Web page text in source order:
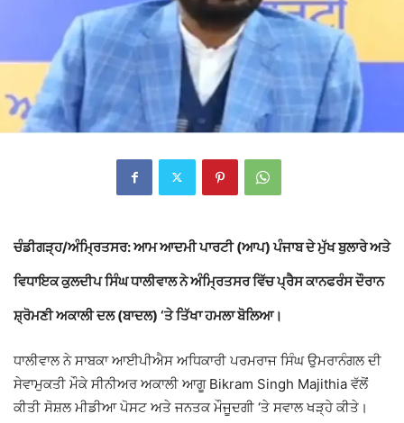
ਚੰਡੀਗੜ੍ਹ/ਅੰਮ੍ਰਿਤਸਰ:ਆਮ ਆਦਮੀ ਪਾਰਟੀ (ਆਪ) ਪੰਜਾਬ ਦੇ ਮੁੱਖ ਬੁਲਾਰੇ ਅਤੇ
ਵਿਧਾਇਕ ਕੁਲਦੀਪ ਸਿੰਘ ਧਾਲੀਵਾਲ ਨੇ ਅੰਮ੍ਰਿਤਸਰ ਵਿੱਚ ਪ੍ਰੈਸ ਕਾਨਫਰੰਸ ਦੌਰਾਨ
ਸ਼੍ਰੋਮਣੀ ਅਕਾਲੀ ਦਲ(ਬਾਦਲ) ‘ਤੇ ਤਿੱਖਾ ਹਮਲਾ ਬੋਲਿਆ।
ਧਾਲੀਵਾਲ ਨੇ ਸਾਬਕਾ ਆਈਪੀਐਸ ਅਧਿਕਾਰੀ ਪਰਮਰਾਜ ਸਿੰਘ ਉਮਰਾਨੰਗਲ ਦੀ
ਸੇਵਾਮੁਕਤੀ ਮੌਕੇ ਸੀਨੀਅਰ ਅਕਾਲੀ ਆਗੂ Bikram Singh Majithia ਵੱਲੋਂ
ਕੀਤੀ ਸੋਸ਼ਲ ਮੀਡੀਆ ਪੋਸਟ ਅਤੇ ਜਨਤਕ ਮੌਜੂਦਗੀ ‘ਤੇ ਸਵਾਲ ਖੜ੍ਹੇ ਕੀਤੇ।